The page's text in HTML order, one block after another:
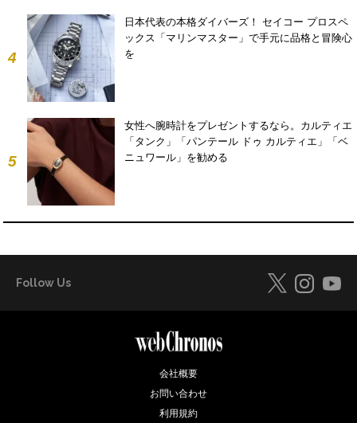
4
日本代表の本格ダイバーズ！ セイコー プロスペ
ックス「マリンマスター」で手元に品格と冒険心
を
5
女性へ腕時計をプレゼントするなら。カルティエ
「タンク」「パンテール ドゥ カルティエ」「ベ
ニュワール」を勧める
Follow Us
会社概要
お問い合わせ
利用規約